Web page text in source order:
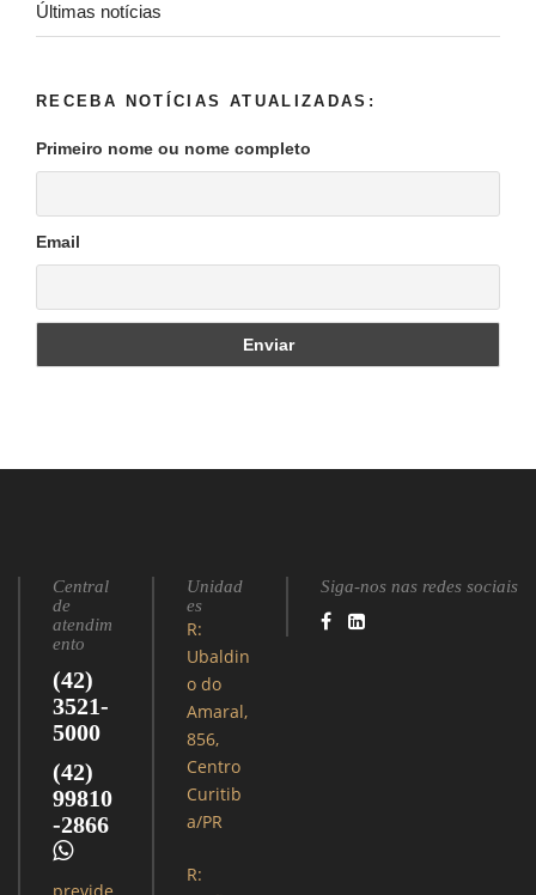
Últimas notícias
RECEBA NOTÍCIAS ATUALIZADAS:
Primeiro nome ou nome completo
Email
Central
de
atendim
ento
(42)
3521-
5000
(42)
99810
-2866
Unidad
es
R:
Ubaldin
o do
Amaral,
856,
Centro
Curitib
a/PR
R:
Siga-nos nas redes sociais